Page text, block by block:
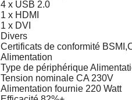
4 x USB 2.0
1 x HDMI
1 x DVI
Divers
Certificats de conformité
Alimentation
Type de périphérique
Tension nominale CA 230V
Alimentation fournie 220 Watt